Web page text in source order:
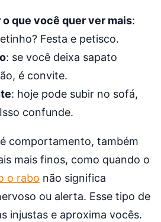
o que você quer ver mais:
Festa e petisco.
: se você deixa sapato
é convite.
: hoje pode subir no sofá,
confunde.
comportamento, também
mais finos, como quando o
o rabo não significa
ou alerta. Esse tipo de
injustas e aproxima vocês.